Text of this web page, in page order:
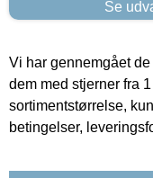
Se
Vi har gennemgået
dem med stjerner fra
sortimentstørrelse,
betingelser,